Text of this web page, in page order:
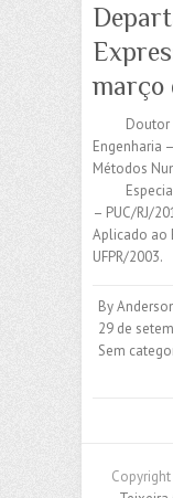
março
Doutor
Métodos
– PUC/RJ/
Aplicado ao
UFPR/
By
29 de
Sem